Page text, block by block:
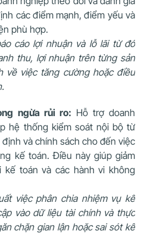
các điểm mạnh, điểm yếu và
phù hợp.
cáo lợi nhuận và lỗ lãi từ đó
thu, lợi nhuận trên từng sản
về việc tăng cường hoặc điều
ngừa rủi ro: Hỗ trợ doanh
hệ thống kiểm soát nội bộ từ
và chính sách cho đến việc
kế toán. Điều này giúp giảm
kế toán và các hành vi không
việc phân chia nhiệm vụ kế
vào dữ liệu tài chính và thực
chặn gian lận hoặc sai sót kế